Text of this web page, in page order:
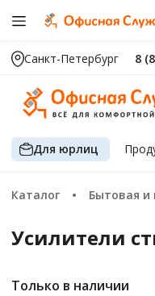
Санкт-Петербург 8
Для юрлиц
Каталог Бытовая
Усилители
Только в наличии